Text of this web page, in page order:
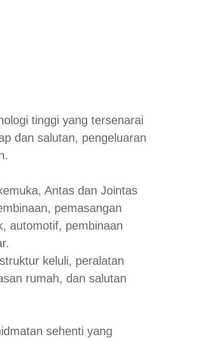
tinggi yang tersenarai
dan salutan, pengeluaran
Antas dan Jointas
pemasangan
automotif, pembinaan
keluli, peralatan
rumah, dan salutan
sehenti yang